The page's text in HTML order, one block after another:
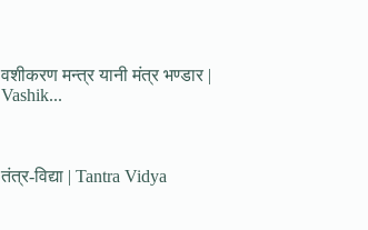
वशीकरण मन्त्र यानी मंत्र भण्डार |
Vashik...
तंत्र-विद्या | Tantra Vidya